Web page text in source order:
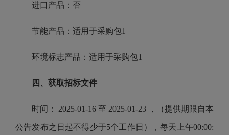
进口产品：否
节能产品：适用于采购包1
环境标志产品：适用于采购包1
四、获取招标文件
时间： 2025-01-16 至 2025-01-23 ，（提供期限自本
公告发布之日起不得少于5个工作日），每天上午00:00: